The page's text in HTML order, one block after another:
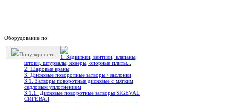
Оборудование по:
Популярности
1. Задвижки, вентили, клапаны,
штоки, штурвалы, коверы, опорные плиты...
2. Шаровые краны
3. Дисковые поворотные затворы / заслонки
3.1. Затворы поворотные дисковые с мягким
седловым уплотнением
3.1.1. Дисковые поворотные затворы SIGEVAL
СИГЕВАЛ